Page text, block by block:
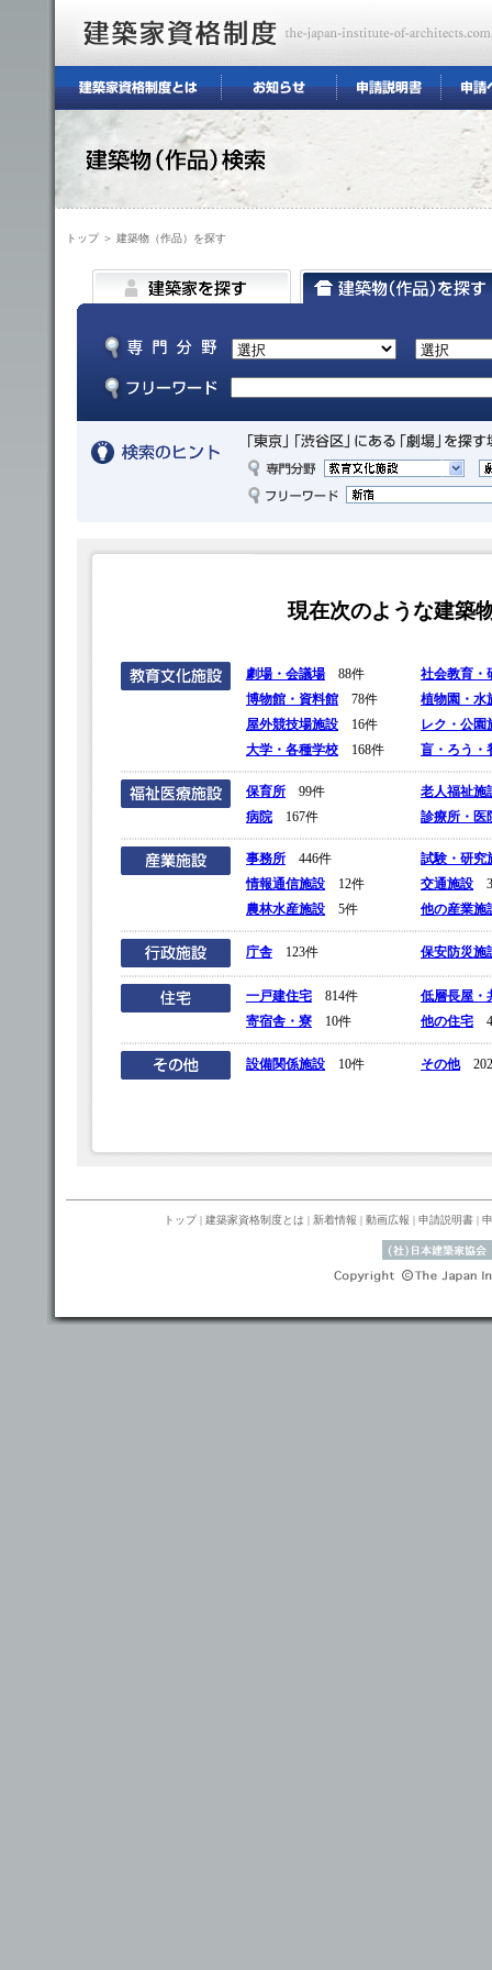
トップ＞ 建築物（作品）を探す
現在次のような建築
劇場・会議場 88件
社会教育・
博物館・資料館 78件
植物園・水
屋外競技場施設 16件
レク・公園
大学・各種学校 168件 盲・ろう・
保育所 99件
老人福祉施
病院 167件 診療所・医
事務所 446件
試験・研究
情報通信施設 12件 交通施設
農林水産施設 5件 他の産業施
庁舎 123件 保安防災施
一戸建住宅 814件
低層長屋・
寄宿舎・寮 10件 他の住宅
設備関係施設 10件 その他202
トップ| 建築家資格制度とは | 新着情報 | 動画広報 | 申請説明書 |